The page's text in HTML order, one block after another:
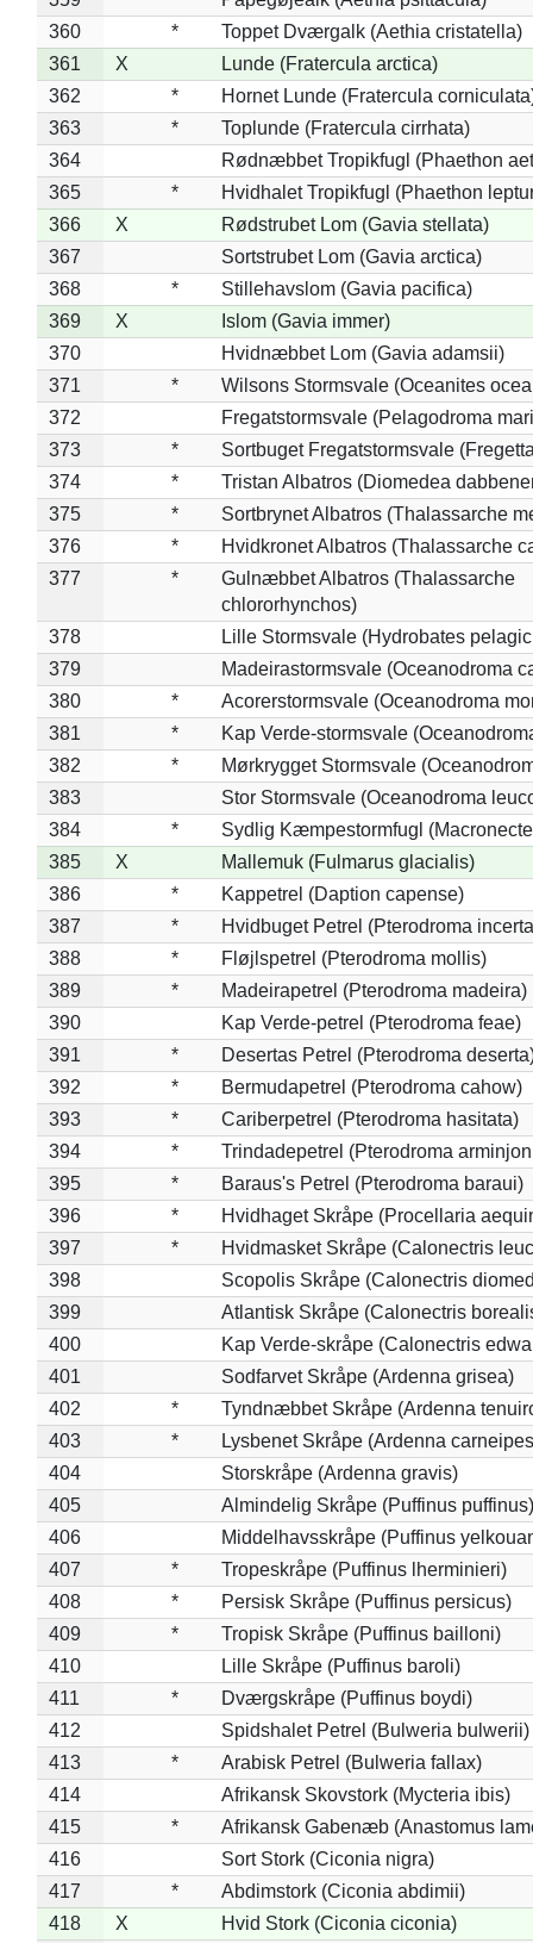
360
*
Toppet Dværgalk (Aethia cristatella)
361
X
Lunde (Fratercula arctica)
362
*
Hornet Lunde (Fratercula
363
*
Toplunde (Fratercula cirrhata)
364
Rødnæbbet Tropikfugl (Phaethon
365
*
Hvidhalet Tropikfugl (Phaethon
366
X
Rødstrubet Lom (Gavia stellata)
367
Sortstrubet Lom (Gavia arctica)
368
*
Stillehavslom (Gavia pacifica)
369
X
Islom (Gavia immer)
370
Hvidnæbbet Lom (Gavia adamsii)
371
*
Wilsons Stormsvale (Oceanites
372
Fregatstormsvale (Pelagodroma
373
*
Sortbuget Fregatstormsvale
374
*
Tristan Albatros (Diomedea
375
*
Sortbrynet Albatros (Thalassarche
376
*
Hvidkronet Albatros (Thalassarche
377
*
Gulnæbbet Albatros (Thalassarche
chlororhynchos)
378
Lille Stormsvale (Hydrobates
379
Madeirastormsvale (Oceanodroma
380
*
Acorerstormsvale (Oceanodroma
381
*
Kap Verde-stormsvale
382
*
Mørkrygget Stormsvale
383
Stor Stormsvale (Oceanodroma
384
*
Sydlig Kæmpestormfugl
385
X
Mallemuk (Fulmarus glacialis)
386
*
Kappetrel (Daption capense)
387
*
Hvidbuget Petrel (Pterodroma
388
*
Fløjlspetrel (Pterodroma mollis)
389
*
Madeirapetrel (Pterodroma madeira)
390
Kap Verde-petrel (Pterodroma feae)
391
*
Desertas Petrel (Pterodroma
392
*
Bermudapetrel (Pterodroma cahow)
393
*
Cariberpetrel (Pterodroma hasitata)
394
*
Trindadepetrel (Pterodroma
395
*
Baraus's Petrel (Pterodroma baraui)
396
*
Hvidhaget Skråpe (Procellaria
397
*
Hvidmasket Skråpe (Calonectris
398
Scopolis Skråpe (Calonectris
399
Atlantisk Skråpe (Calonectris
400
Kap Verde-skråpe (Calonectris
401
Sodfarvet Skråpe (Ardenna grisea)
402
*
Tyndnæbbet Skråpe (Ardenna
403
*
Lysbenet Skråpe (Ardenna
404
Storskråpe (Ardenna gravis)
405
Almindelig Skråpe (Puffinus puffinus)
406
Middelhavsskråpe (Puffinus
407
*
Tropeskråpe (Puffinus lherminieri)
408
*
Persisk Skråpe (Puffinus persicus)
409
*
Tropisk Skråpe (Puffinus bailloni)
410
Lille Skråpe (Puffinus baroli)
411
*
Dværgskråpe (Puffinus boydi)
412
Spidshalet Petrel (Bulweria bulwerii)
413
*
Arabisk Petrel (Bulweria fallax)
414
Afrikansk Skovstork (Mycteria ibis)
415
*
Afrikansk Gabenæb (Anastomus
416
Sort Stork (Ciconia nigra)
417
*
Abdimstork (Ciconia abdimii)
418
X
Hvid Stork (Ciconia ciconia)